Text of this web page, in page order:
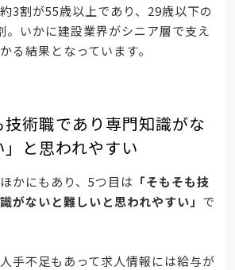
3割が55歳以上であり、29歳以下の
。いかに建設業界がシニア層で支え
る結果となっています。
技術職であり専門知識がな
と思われやすい
かにもあり、5つ目は 「そもそも技
がないと難しいと思われやすい」 で
手不足もあって求人情報には給与が